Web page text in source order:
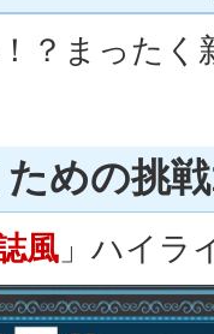
？まったく
めの挑
風 」ハイラ